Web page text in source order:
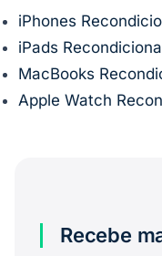
iPhones
iPads
MacBooks
Apple Watch
Recebe